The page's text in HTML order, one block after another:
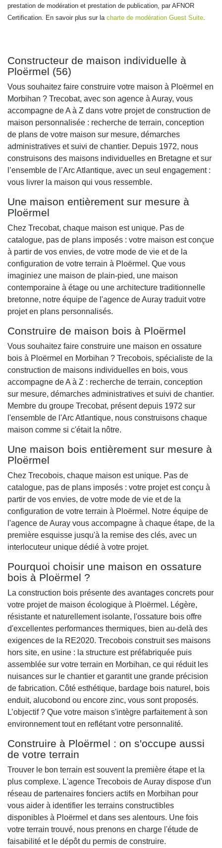
prestation de modération et prestation de publication, par AFNOR
Certification. En savoir plus sur la charte de modération Guest Suite.
Constructeur de maison individuelle à
Ploërmel (56)
Vous souhaitez faire construire votre maison à Ploërmel en
Morbihan ? Trecobat, avec son agence à Auray, vous
accompagne de A à Z dans votre projet de construction de
maison personnalisée : recherche de terrain, conception
de plans de votre maison sur mesure, démarches
administratives et suivi de chantier. Depuis 1972, nous
construisons des maisons individuelles en Bretagne et sur
l’ensemble de l’Arc Atlantique, avec un seul engagement :
vous livrer la maison qui vous ressemble.
Une maison entièrement sur mesure à
Ploërmel
Chez Trecobat, chaque maison est unique. Pas de
catalogue, pas de plans imposés : votre maison est conçue
à partir de vos envies, de votre mode de vie et de la
configuration de votre terrain à Ploërmel. Que vous
imaginiez une maison de plain-pied, une maison
contemporaine à étage ou une architecture traditionnelle
bretonne, notre équipe de l'agence de Auray traduit votre
projet en plans personnalisés.
Construire de maison bois à Ploërmel
Vous souhaitez faire construire une maison en ossature
bois à Ploërmel en Morbihan ? Trecobois, spécialiste de la
construction de maisons individuelles en bois, vous
accompagne de A à Z : recherche de terrain, conception
sur mesure, démarches administratives et suivi de chantier.
Membre du groupe Trecobat, présent depuis 1972 sur
l'ensemble de l'Arc Atlantique, nous construisons chaque
maison comme si c'était la nôtre.
Une maison bois entièrement sur mesure à
Ploërmel
Chez Trecobois, chaque maison est unique. Pas de
catalogue, pas de plans imposés : votre projet est conçu à
partir de vos envies, de votre mode de vie et de la
configuration de votre terrain à Ploërmel. Notre équipe de
l'agence de Auray vous accompagne à chaque étape, de la
première esquisse jusqu'à la remise des clés, avec un
interlocuteur unique dédié à votre projet.
Pourquoi choisir une maison en ossature
bois à Ploërmel ?
La construction bois présente des avantages concrets pour
votre projet de maison écologique à Ploërmel. Légère,
résistante et naturellement isolante, l'ossature bois offre
d'excellentes performances thermiques, bien au-delà des
exigences de la RE2020. Trecobois construit ses maisons
hors site, en usine : la structure est préfabriquée puis
assemblée sur votre terrain en Morbihan, ce qui réduit les
nuisances sur le chantier et garantit une grande précision
de fabrication. Côté esthétique, bardage bois naturel, bois
enduit, alucobond ou encore zinc, vous sont proposés.
L’objectif ? Que votre maison s'intègre parfaitement à son
environnement tout en reflétant votre personnalité.
Construire à Ploërmel : on s'occupe aussi
de votre terrain
Trouver le bon terrain est souvent la première étape et la
plus complexe. L'agence Trecobois de Auray dispose d'un
réseau de partenaires fonciers actifs en Morbihan pour
vous aider à identifier les terrains constructibles
disponibles à Ploërmel et dans ses alentours. Une fois
votre terrain trouvé, nous prenons en charge l'étude de
faisabilité et le dépôt du permis de construire.